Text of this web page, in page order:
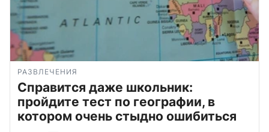
РАЗВЛЕЧЕНИЯ
Справится даже школьник:
пройдите тест по географии, в
котором очень стыдно ошибиться